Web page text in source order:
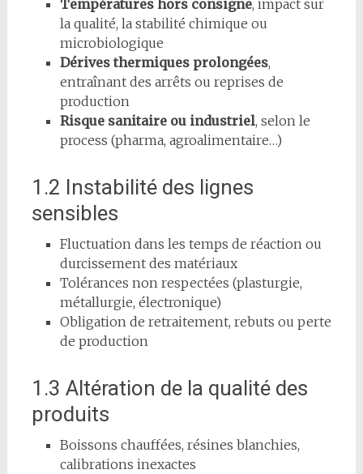
Températures hors consigne, impact sur
la qualité, la stabilité chimique ou
microbiologique
Dérives thermiques prolongées,
entraînant des arrêts ou reprises de
production
Risque sanitaire ou industriel, selon le
process (pharma, agroalimentaire…)
1.2 Instabilité des lignes
sensibles
Fluctuation dans les temps de réaction ou
durcissement des matériaux
Tolérances non respectées (plasturgie,
métallurgie, électronique)
Obligation de retraitement, rebuts ou perte
de production
1.3 Altération de la qualité des
produits
Boissons chauffées, résines blanchies,
calibrations inexactes